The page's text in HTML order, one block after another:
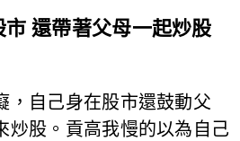
還帶著父母一起炒股
自己身在股市還鼓動父
炒股。貢高我慢的以為自己